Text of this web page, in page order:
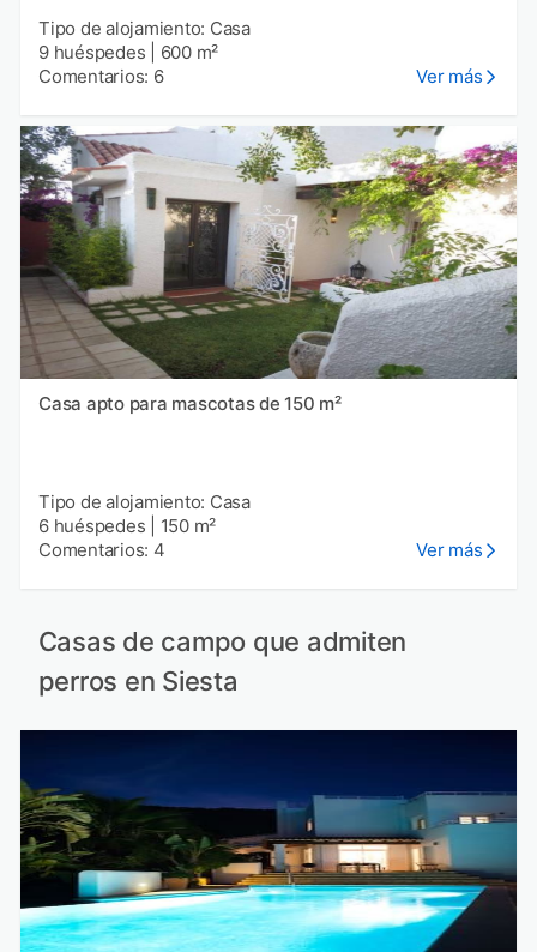
Tipo de alojamiento: Casa
9 huéspedes
600 m²
Comentarios: 6
Ver más
Casa apto para mascotas de 150 m²
Tipo de alojamiento: Casa
6 huéspedes
150 m²
Comentarios: 4
Ver más
Casas de campo que admiten
perros en Siesta